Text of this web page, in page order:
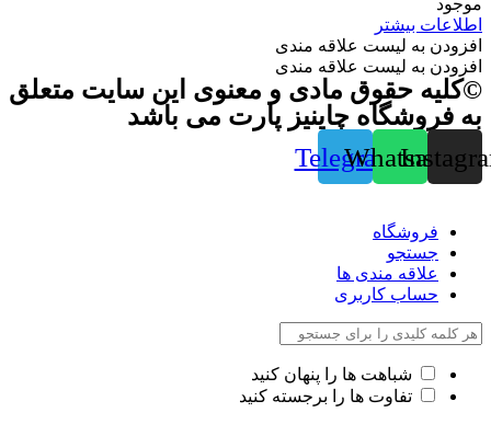
موجود
اطلاعات بیشتر
افزودن به لیست علاقه مندی
افزودن به لیست علاقه مندی
©کلیه حقوق مادی و معنوی این سایت متعلق
به فروشگاه چاینیز پارت می باشد
Whatsapp
Telegram
فروشگاه
جستجو
علاقه مندی ها
حساب کاربری
شباهت ها را پنهان کنید
تفاوت ها را برجسته کنید